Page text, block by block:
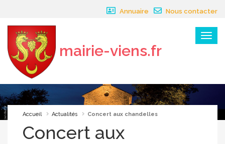
Annuaire Nous contacter
Menu
mairie-viens.fr
×
Accueil Actualités Concert aux chandelles
Concert aux
Panneau de gestion des cookies